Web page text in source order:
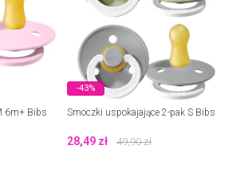
6m+ Bibs
-43%
Smoczki uspokajające 2-pak S Bibs
28,49 zł 49,90zł